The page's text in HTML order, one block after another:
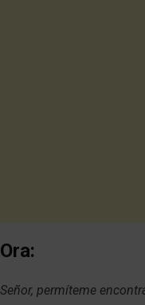
Ora:
Señor, permíteme